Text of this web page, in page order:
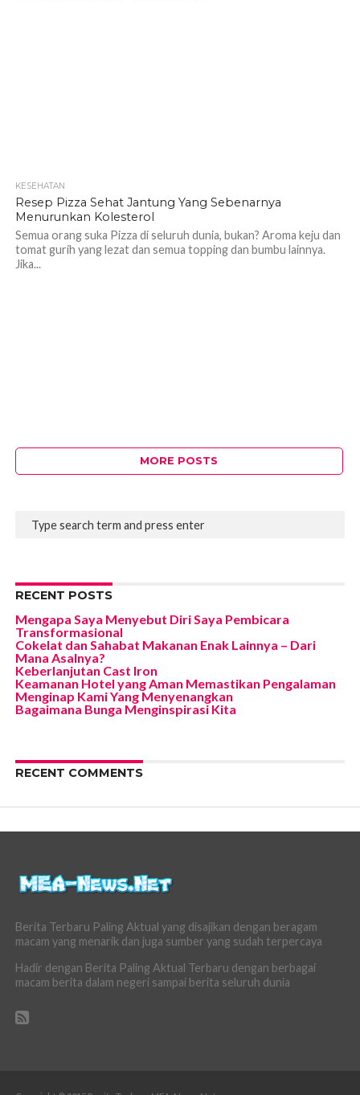
KESEHATAN
Resep Pizza Sehat Jantung Yang Sebenarnya
Menurunkan Kolesterol
Semua orang suka Pizza di seluruh dunia, bukan? Aroma keju dan
tomat gurih yang lezat dan semua topping dan bumbu lainnya.
Jika...
MORE POSTS
RECENT POSTS
Mengapa Saya Menyebut Diri Saya Pembicara
Transformasional
Cokelat dan Sahabat Makanan Enak Lainnya – Dari
Mana Asalnya?
Keberlanjutan Cast Iron
Keamanan Hotel yang Aman Memastikan Pengalaman
Menginap Kami Yang Menyenangkan
Bagaimana Bunga Menginspirasi Kita
RECENT COMMENTS
Berita Terbaru Paling Aktual yang disajikan dengan beragam
macam yang menarik dan juga sumber yang sudah terpercaya
Hadir dengan Berita Paling Aktual Terbaru dengan berbagai
macam berita dalam negeri sampai berita seluruh dunia